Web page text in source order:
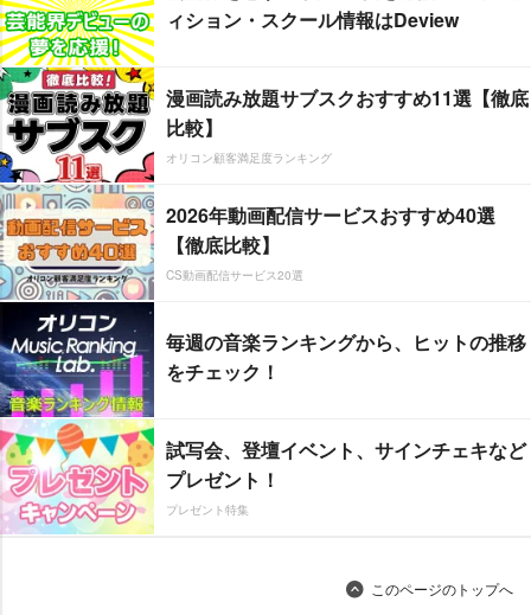
ィション・スクール情報はDeview
漫画読み放題サブスクおすすめ11選【徹底
比較】
オリコン顧客満足度ランキング
2026年動画配信サービスおすすめ40選
【徹底比較】
CS動画配信サービス20選
毎週の音楽ランキングから、ヒットの推移
をチェック！
試写会、登壇イベント、サインチェキなど
プレゼント！
プレゼント特集
このページのトップへ